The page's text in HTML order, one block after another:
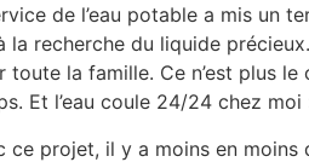
de l’eau potable a mis un
recherche du liquide
la famille. Ce n’est plus le
Et l’eau coule 24/24 chez
projet, il y a moins en moins